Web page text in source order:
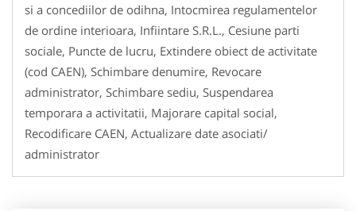
si a concediilor de odihna, Intocmirea regulamentelor
de ordine interioara, Infiintare S.R.L., Cesiune parti
sociale, Puncte de lucru, Extindere obiect de activitate
(cod CAEN), Schimbare denumire, Revocare
administrator, Schimbare sediu, Suspendarea
temporara a activitatii, Majorare capital social,
Recodificare CAEN, Actualizare date asociati/
administrator